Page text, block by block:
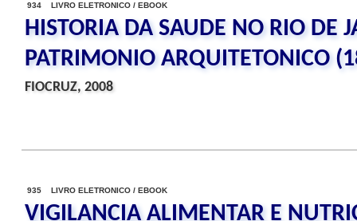
934 LIVRO ELETRONICO / EBOOK
HISTORIA DA SAUDE NO RIO DE
PATRIMONIO ARQUITETONICO
FIOCRUZ, 2008
935 LIVRO ELETRONICO / EBOOK
VIGILANCIA ALIMENTAR E